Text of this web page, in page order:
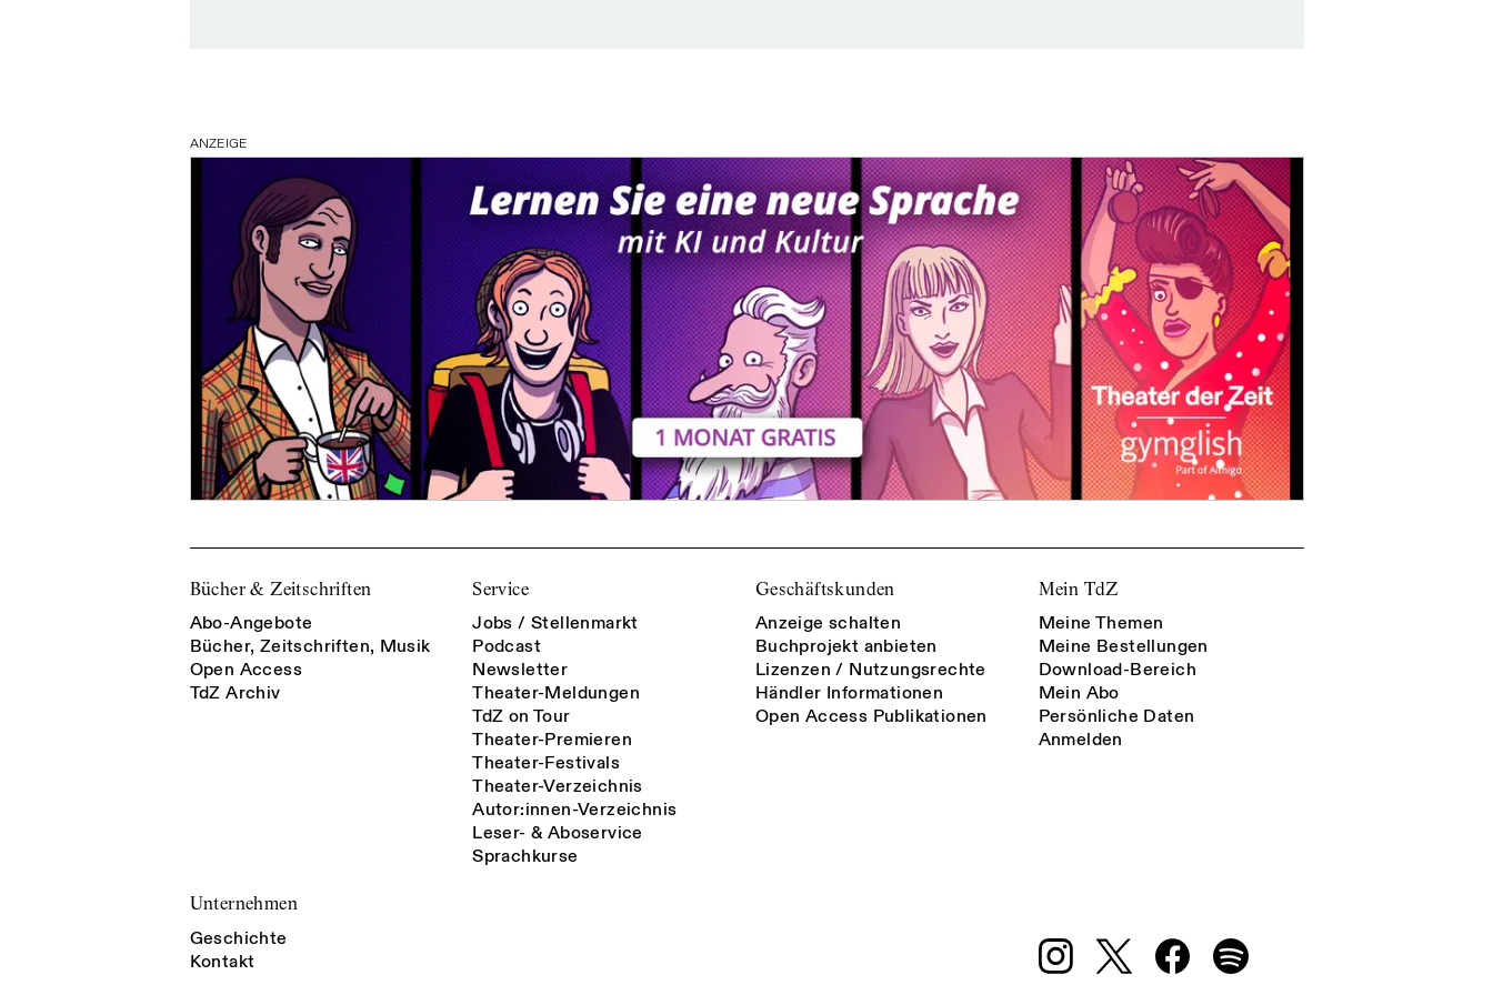
ANZEIGE
Bücher & Zeitschriften
Abo-Angebote
Bücher, Zeitschriften, Musik
Open Access
TdZ Archiv
Service
Jobs / Stellenmarkt
Podcast
Newsletter
Theater-Meldungen
TdZ on Tour
Theater-Premieren
Theater-Festivals
Theater-Verzeichnis
Autor:innen-Verzeichnis
Leser- & Aboservice
Sprachkurse
Geschäftskunden
Anzeige schalten
Buchprojekt anbieten
Lizenzen / Nutzungsrechte
Händler Informationen
Open Access Publikationen
Mein TdZ
Meine Themen
Meine Bestellungen
Download-Bereich
Mein Abo
Persönliche Daten
Anmelden
Unternehmen
Geschichte
Kontakt